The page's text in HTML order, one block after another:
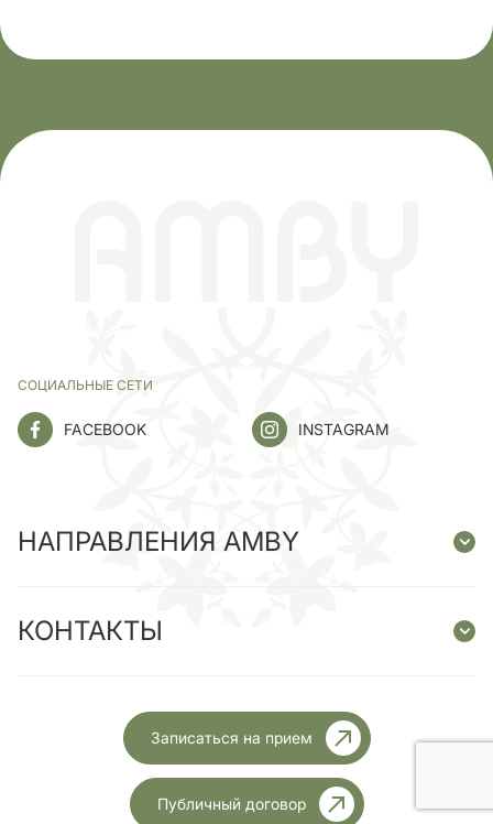
СОЦИАЛЬНЫЕ СЕТИ
FACEBOOK INSTAGRAM
НАПРАВЛЕНИЯ AMBY
КОНТАКТЫ
Записаться на прием
Публичный договор